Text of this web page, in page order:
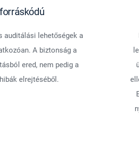
auditálási lehetőségek a
A biztonság a
ered, nem pedig a
elrejtéséből.